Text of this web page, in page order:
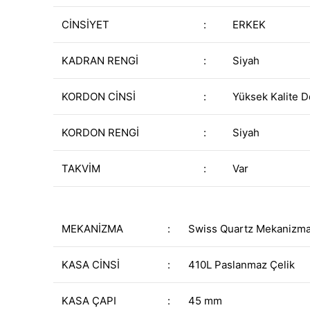
CİNSİYET : ERKEK
KADRAN RENGİ : Siyah
KORDON CİNSİ : Yüksek Kalite
KORDON RENGİ : Siyah
TAKVİM : Var
MEKANİZMA : Swiss Quartz
KASA CİNSİ : 410L Paslanmaz Çelik
KASA ÇAPI : 45 mm